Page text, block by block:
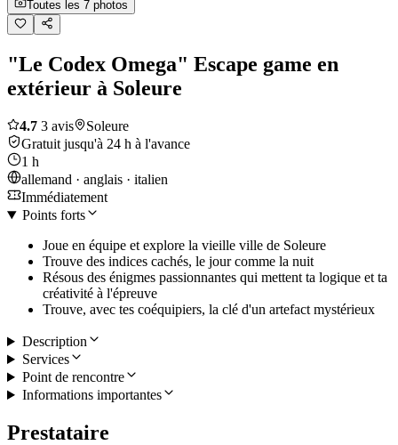
Toutes les 7 photos
"Le Codex Omega" Escape game en
extérieur à Soleure
4.7 3 avis
Soleure
Gratuit jusqu'à 24 h à l'avance
1 h
allemand · anglais · italien
Immédiatement
Points forts
Joue en équipe et explore la vieille ville de Soleure
Trouve des indices cachés, le jour comme la nuit
Résous des énigmes passionnantes qui mettent ta logique et ta
créativité à l'épreuve
Trouve, avec tes coéquipiers, la clé d'un artefact mystérieux
Description
Services
Point de rencontre
Informations importantes
Prestataire